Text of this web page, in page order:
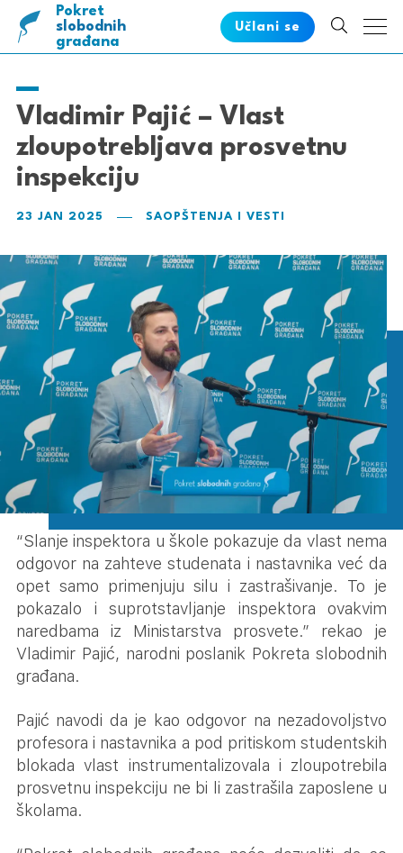
Pokret
pametnih
slobodnih
građana
Učlani se
Vladimir Pajić – Vlast
zloupotrebljava prosvetnu
inspekciju
23 JAN 2025 SAOPŠTENJA I VESTI
‎“Slanje inspektora u škole pokazuje da vlast nema
odgovor na zahteve studenata i nastavnika već da
opet samo primenjuju silu i zastrašivanje. To je
pokazalo i suprotstavljanje inspektora ovakvim
naredbama iz Ministarstva prosvete.” rekao je
Vladimir Pajić, narodni poslanik Pokreta slobodnih
građana.
Pajić navodi da je kao odgovor na nezadovoljstvo
profesora i nastavnika a pod pritiskom studentskih
blokada vlast instrumentalizovala i zloupotrebila
prosvetnu inspekciju ne bi li zastrašila zaposlene u
školama.